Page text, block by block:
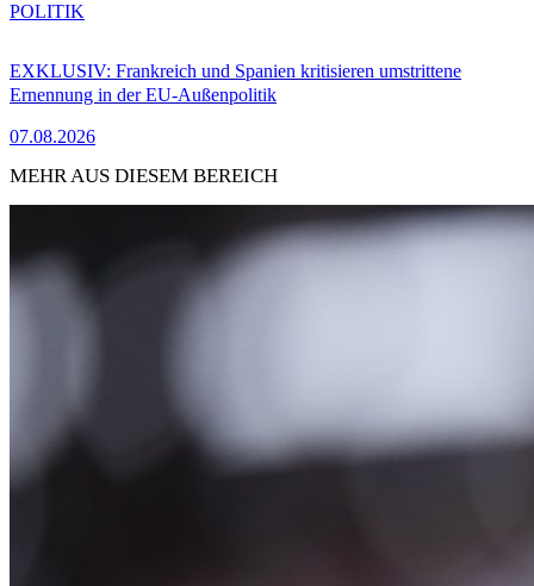
EXKLUSIV: Frankreich und Spanien kritisieren umstrittene
Ernennung in der EU-Außenpolitik
07.08.2026
POLITIK
MEHR AUS DIESEM BEREICH